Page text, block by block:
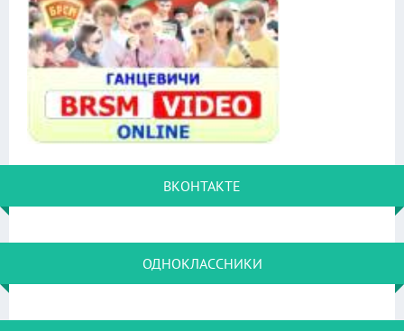
ВКОНТАКТЕ
ОДНОКЛАССНИКИ